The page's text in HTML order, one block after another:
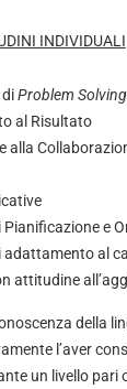
INDIVIDUALI
Problem Solving
al Risultato
alla
e
adattamento al
attitudine
della
l’aver
un livello pari